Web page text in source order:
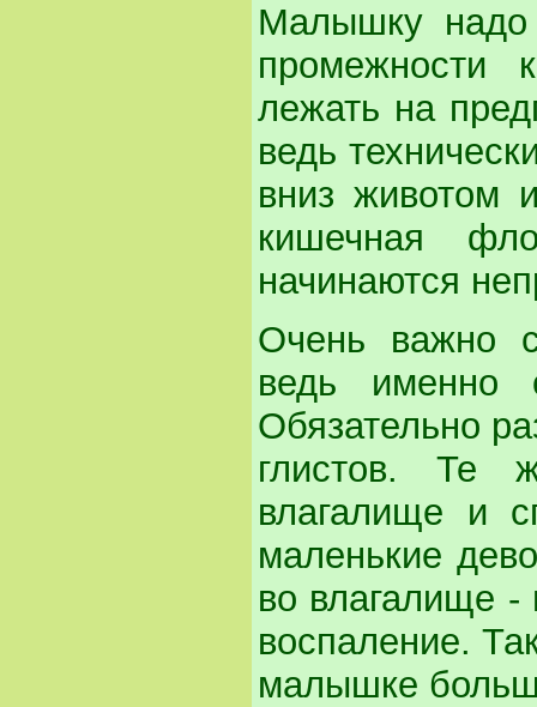
Малышку надо
промежности
лежать на
ведь
вниз животом
кишечная
начинаются
Очень важно
ведь именно
Обязательно
глистов. Те
влагалище и
маленькие
во влагалище -
воспаление.
малышке